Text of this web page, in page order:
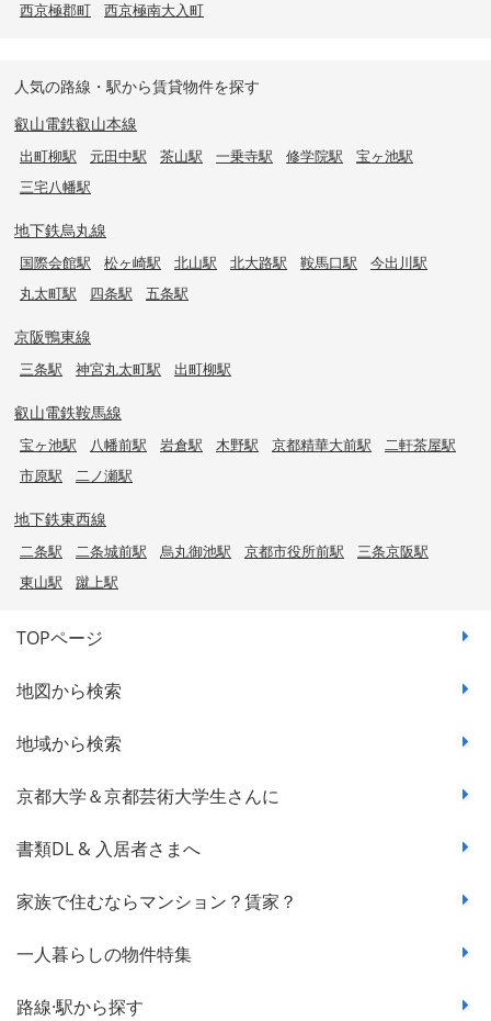
西京極郡町 西京極南大入町
人気の路線・駅から賃貸物件を探す
叡山電鉄叡山本線
出町柳駅 元田中駅 茶山駅 一乗寺駅 修学院駅
宝ヶ池駅
三宅八幡駅
地下鉄烏丸線
国際会館駅 松ヶ崎駅 北山駅 北大路駅 鞍馬口駅
今出川駅
丸太町駅
四条駅 五条駅
京阪鴨東線
三条駅 神宮丸太町駅 出町柳駅
叡山電鉄鞍馬線
宝ヶ池駅 八幡前駅 岩倉駅 木野駅 京都精華大前駅
二軒茶屋駅
市原駅
二ノ瀬駅
地下鉄東西線
二条駅 二条城前駅 烏丸御池駅 京都市役所前駅
三条京阪駅
東山駅
蹴上駅
TOPページ
地図から検索
地域から検索
京都大学＆京都芸術大学生さんに
書類DL & 入居者さまへ
家族で住むならマンション？賃家？
一人暮らしの物件特集
路線·駅から探す